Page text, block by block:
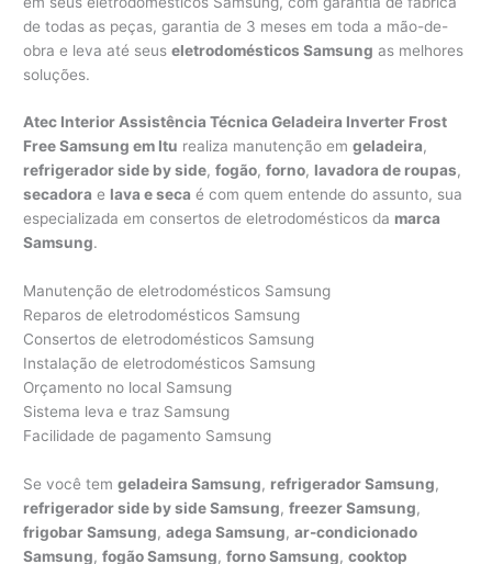
de todas as peças, garantia de 3 meses em toda a mão-de-
obra e leva até seuseletrodomésticos Samsung as melhores
soluções.
Atec Interior Assistência Técnica Geladeira Inverter Frost
Free Samsung em Itu realiza manutenção emgeladeira,
refrigerador side by side,fogão,forno, lavadora de roupas,
secadora e lava e seca é com quem entende do assunto, sua
especializada em consertos de eletrodomésticos da marca
Samsung.
Manutenção de eletrodomésticos Samsung
Reparos de eletrodomésticos Samsung
Consertos de eletrodomésticos Samsung
Instalação de eletrodomésticos Samsung
Orçamento no local Samsung
Sistema leva e traz Samsung
Facilidade de pagamento Samsung
Se você temgeladeira Samsung, refrigerador Samsung,
refrigerador side by side Samsung,freezer Samsung,
frigobar Samsung,adega Samsung,ar-condicionado
Samsung,fogão Samsung,forno Samsung,cooktop